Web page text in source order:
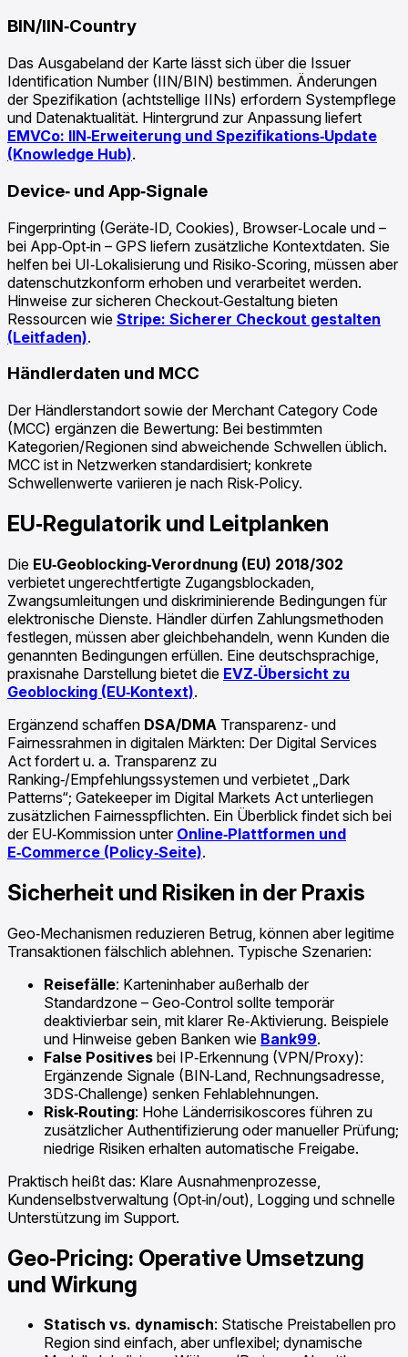
BIN/IIN‑Country
Das Ausgabeland der Karte lässt sich über die Issuer
Identification Number (IIN/BIN) bestimmen. Änderungen
der Spezifikation (achtstellige IINs) erfordern Systempflege
und Datenaktualität. Hintergrund zur Anpassung liefert
EMVCo: IIN‑Erweiterung und Spezifikations‑Update
(Knowledge Hub).
Device‑ und App‑Signale
Fingerprinting (Geräte‑ID, Cookies), Browser‑Locale und –
bei App‑Opt‑in – GPS liefern zusätzliche Kontextdaten. Sie
helfen bei UI‑Lokalisierung und Risiko‑Scoring, müssen aber
datenschutzkonform erhoben und verarbeitet werden.
Hinweise zur sicheren Checkout‑Gestaltung bieten
Ressourcen wie Stripe: Sicherer Checkout gestalten
(Leitfaden).
Händlerdaten und MCC
Der Händlerstandort sowie der Merchant Category Code
(MCC) ergänzen die Bewertung: Bei bestimmten
Kategorien/Regionen sind abweichende Schwellen üblich.
MCC ist in Netzwerken standardisiert; konkrete
Schwellenwerte variieren je nach Risk‑Policy.
EU‑Regulatorik und Leitplanken
Die EU‑Geoblocking‑Verordnung (EU) 2018/302
verbietet ungerechtfertigte Zugangsblockaden,
Zwangsumleitungen und diskriminierende Bedingungen für
elektronische Dienste. Händler dürfen Zahlungsmethoden
festlegen, müssen aber gleichbehandeln, wenn Kunden die
genannten Bedingungen erfüllen. Eine deutschsprachige,
praxisnahe Darstellung bietet die EVZ‑Übersicht zu
Geoblocking (EU‑Kontext).
Ergänzend schaffen DSA/DMA Transparenz‑ und
Fairnessrahmen in digitalen Märkten: Der Digital Services
Act fordert u. a. Transparenz zu
Ranking‑/Empfehlungssystemen und verbietet „Dark
Patterns“; Gatekeeper im Digital Markets Act unterliegen
zusätzlichen Fairnesspflichten. Ein Überblick findet sich bei
der EU‑Kommission unter Online‑Plattformen und
E‑Commerce (Policy‑Seite).
Sicherheit und Risiken in der Praxis
Geo‑Mechanismen reduzieren Betrug, können aber legitime
Transaktionen fälschlich ablehnen. Typische Szenarien:
Reisefälle: Karteninhaber außerhalb der
Standardzone – Geo‑Control sollte temporär
deaktivierbar sein, mit klarer Re‑Aktivierung. Beispiele
und Hinweise geben Banken wie Bank99.
False Positives bei IP‑Erkennung (VPN/Proxy):
Ergänzende Signale (BIN‑Land, Rechnungsadresse,
3DS‑Challenge) senken Fehlablehnungen.
Risk‑Routing: Hohe Länderrisikoscores führen zu
zusätzlicher Authentifizierung oder manueller Prüfung;
niedrige Risiken erhalten automatische Freigabe.
Praktisch heißt das: Klare Ausnahmenprozesse,
Kundenselbstverwaltung (Opt‑in/out), Logging und schnelle
Unterstützung im Support.
Geo‑Pricing: Operative Umsetzung
und Wirkung
Statisch vs. dynamisch: Statische Preistabellen pro
Region sind einfach, aber unflexibel; dynamische